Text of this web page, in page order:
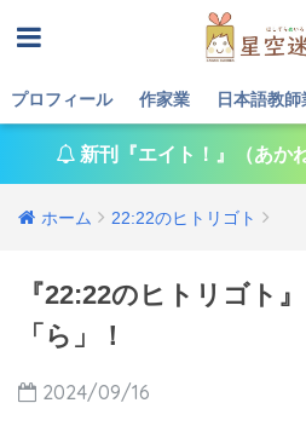
プロフィール 作家業 日本語教師
新刊『エイト！』（あか
ホーム 22:22のヒトリゴト
『22:22のヒトリゴト
「ら」！
2024/09/16